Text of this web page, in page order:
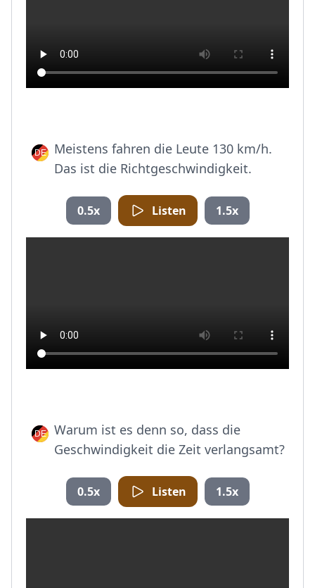
Meistens fahren die Leute 130 km/h.
Das ist die Richtgeschwindigkeit.
0.5x Listen 1.5x
Warum ist es denn so, dass die
Geschwindigkeit die Zeit verlangsamt?
0.5x Listen 1.5x